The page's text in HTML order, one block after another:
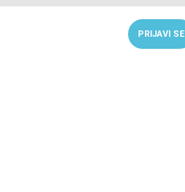
PRIJAVI SE